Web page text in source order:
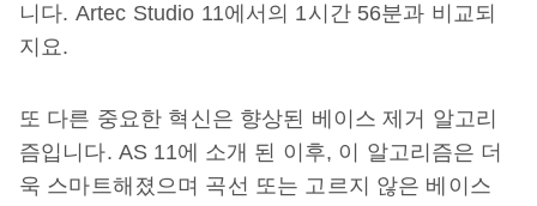
니다. Artec Studio 11에서의 1시간 56분과 비교되
지요.
또 다른 중요한 혁신은 향상된 베이스 제거 알고리
즘입니다. AS 11에 소개 된 이후, 이 알고리즘은 더
욱 스마트해졌으며 곡선 또는 고르지 않은 베이스